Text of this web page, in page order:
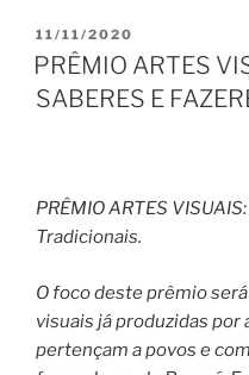
PUBLICADO
EM
11/11/2020
PRÊMIO ARTES
SABERES E
PRÊMIO ARTES
Tradicionais.
O foco deste prêmio
visuais já produzidas
pertençam a povos e